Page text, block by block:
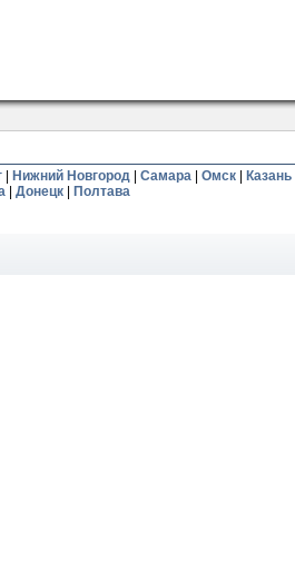
| Нижний Новгород| Самара| Омск| Казань|
| Донецк| Полтава